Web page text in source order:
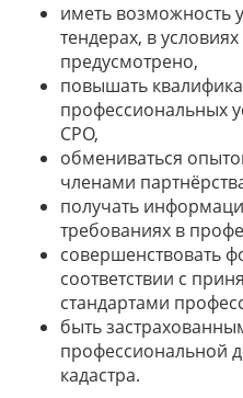
иметь возможность
тендерах, в
предусмотрено,
повышать
профессиональных
СРО,
обмениваться
членами
получать
требованиях в
совершенствовать
соответствии с
стандартами
быть
профессиональной
кадастра.